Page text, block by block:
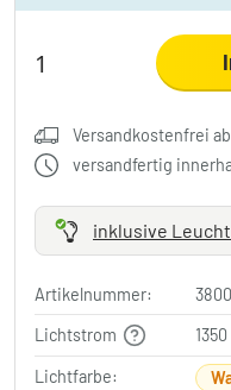
Versandkostenfrei
versandfertig
inklusive
Artikelnummer:
Lichtstrom
Lichtfarbe: